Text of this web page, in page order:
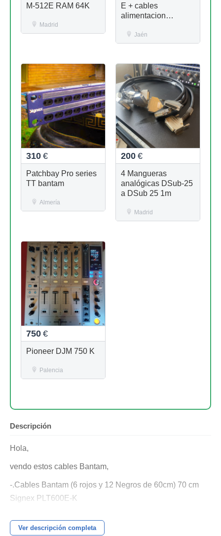
M-512E RAM 64K
Madrid
E + cables
alimentacion
Envio Incluido --
Jaén
310 €
Patchbay Pro series
TT bantam
Almería
200 €
4 Mangueras
analógicas DSub-25
a DSub 25 1m
Madrid
750 €
Pioneer DJM 750 K
Palencia
Descripción
Hola,
vendo estos cables Bantam,
-.Cables Bantam (6 rojos y 12 Negros de 60cm) 70 cm
Signex PLT600E-K
23/10/23.
Ver descripción completa